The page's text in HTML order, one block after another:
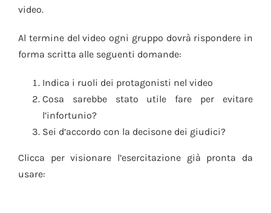
video.
Al termine del video ogni gruppo dovrà rispondere in
forma scritta alle seguenti domande:
Indica i ruoli dei protagonisti nel video
Cosa sarebbe stato utile fare per evitare
l’infortunio?
Sei d’accordo con la decisone dei giudici?
Clicca per visionare l’esercitazione già pronta da
usare: